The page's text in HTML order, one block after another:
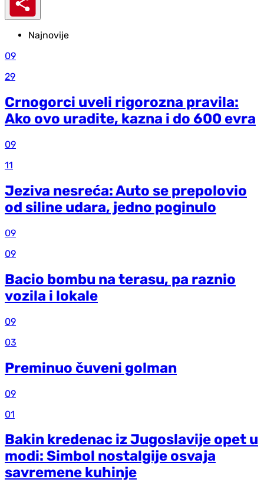
Najnovije
09
29
Crnogorci uveli rigorozna pravila:
Ako ovo uradite, kazna i do 600 evra
09
11
Jeziva nesreća: Auto se prepolovio
od siline udara, jedno poginulo
09
09
Bacio bombu na terasu, pa raznio
vozila i lokale
09
03
Preminuo čuveni golman
09
01
Bakin kredenac iz Jugoslavije opet u
modi: Simbol nostalgije osvaja
savremene kuhinje